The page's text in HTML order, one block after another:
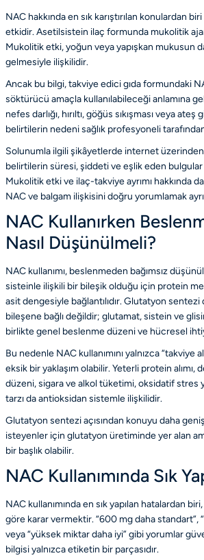
NAC hakkında en sık karıştırılan konulardan
etkidir. Asetilsistein ilaç formunda mukolitik
Mukolitik etki, yoğun veya yapışkan mukusun
gelmesiyle ilişkilidir.
Ancak bu bilgi, takviye edici gıda formundaki
söktürücü amaçla kullanılabileceği anlamına
nefes darlığı, hırıltı, göğüs sıkışması veya
belirtilerin nedeni sağlık profesyoneli
Solunumla ilgili şikâyetlerde internet
belirtilerin süresi, şiddeti ve eşlik eden bulgular
Mukolitik etki ve ilaç-takviye ayrımı hakkında
NAC ve balgam ilişkisini doğru yorumlamak
NAC Kullanırken
Nasıl Düşünülmeli?
NAC kullanımı, beslenmeden bağımsız
sisteinle ilişkili bir bileşik olduğu için protein
asit dengesiyle bağlantılıdır. Glutatyon sentezi
bileşene bağlı değildir; glutamat, sistein ve
birlikte genel beslenme düzeni ve hücresel
Bu nedenle NAC kullanımını yalnızca “takviye
eksik bir yaklaşım olabilir. Yeterli protein alımı,
düzeni, sigara ve alkol tüketimi, oksidatif stres
tarzı da antioksidan sistemle ilişkilidir.
Glutatyon sentezi açısından konuyu daha
isteyenler için glutatyon üretiminde yer alan
bir başlık olabilir.
NAC Kullanımında Sık
NAC kullanımında en sık yapılan hatalardan
göre karar vermektir. “600 mg daha standart”,
veya “yüksek miktar daha iyi” gibi yorumlar
bilgisi yalnızca etiketin bir parçasıdır.